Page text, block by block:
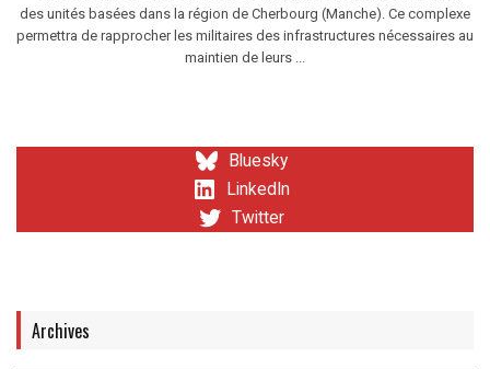
des unités basées dans la région de Cherbourg (Manche). Ce complexe
permettra de rapprocher les militaires des infrastructures nécessaires au
maintien de leurs ...
Bluesky
LinkedIn
Twitter
Archives